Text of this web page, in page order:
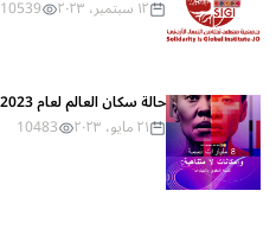
١٢ سبتمبر، ٢٠٢٣
10539
حالة سكان العالم لعام 2023
٢١ مايو، ٢٠٢٣
10483